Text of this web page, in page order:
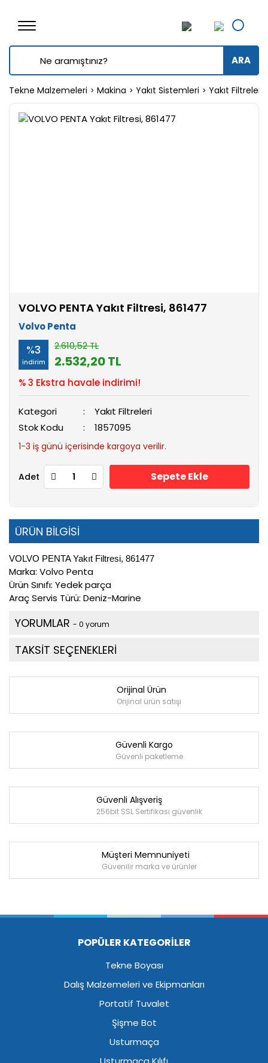
ARA
Tekne Malzemeleri Makina Yakıt Sistemleri Yakıt Filtreleri
VOLVO PENTA Yakıt Filtresi, 861477
Volvo Penta
%3
indirim
2.610,52 TL
2.532,20 TL
% 3 Ekstra havale indirimi!
Kategori
Yakıt Filtreleri
Stok Kodu
1857095
1-3 iş günü içerisinde kargoya verilir.
Adet Sepete Ekle
ÜRÜN BİLGİSİ
VOLVO PENTA Yakıt Filtresi, 861477
Marka: Volvo Penta
Ürün Sınıfı: Yedek parça
Araç Servis Türü: Deniz-Marine
YORUMLAR - 0 yorum
TAKSİT SEÇENEKLERİ
Orijinal Ürün
Orijinal ürün satışı
Güvenli Kargo
Güvenli paketleme
Güvenli Alışveriş
256bit SSL Sertifikası güvenlik
Müşteri Memnuniyeti
Güvenilir marka ve ürünler
POPÜLER KATEGORİLER
Tekne Boyası
Dalış Malzemeleri ve Ekipmanları
Portatif Tuvalet
Şişme Bot
Usturmaça